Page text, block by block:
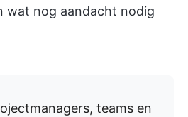
wat nog aandacht nodig
teams en